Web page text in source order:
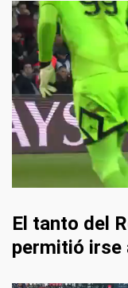
El tanto del
permitió irse